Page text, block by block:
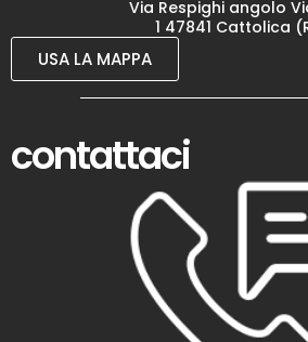
Via Respighi angolo
1 47841 Cattolica
USA LA MAPPA
contattaci